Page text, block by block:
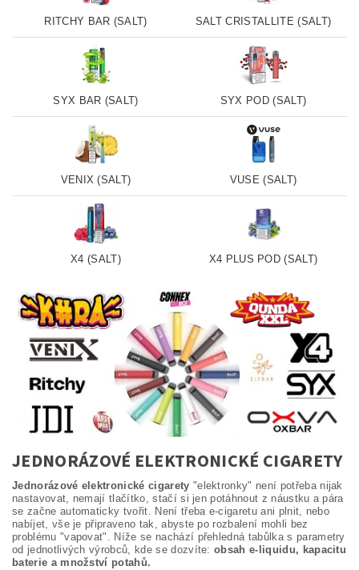
RITCHY BAR (SALT) SALT CRISTALLITE (SALT)
SYX BAR (SALT) SYX POD (SALT)
VENIX (SALT) VUSE (SALT)
X4 (SALT) X4 PLUS POD (SALT)
JEDNORÁZOVÉ ELEKTRONICKÉ CIGARETY
Jednorázové elektronické cigarety "elektronky" není potřeba nijak
nastavovat, nemají tlačítko, stačí si jen potáhnout z náustku a pára
se začne automaticky tvořit. Není třeba e-cigaretu ani plnit, nebo
nabíjet, vše je připraveno tak, abyste po rozbalení mohli bez
problému "vapovat". Níže se nachází přehledná tabůlka s parametry
od jednotlivých výrobců, kde se dozvíte:obsah e-liquidu, kapacitu
baterie a množství potahů.